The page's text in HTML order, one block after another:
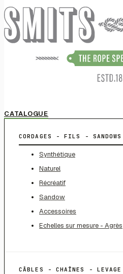
CATALOGUE
CORDAGES - FILS - SANDOWS
Synthétique
Naturel
Récréatif
Sandow
Accessoires
Echelles sur mesure - Agrès
CÂBLES - CHAÎNES - LEVAGE